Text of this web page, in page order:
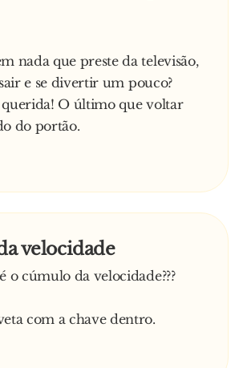
nada que preste da televisão,
e se divertir um pouco?
O último que voltar
do portão.
velocidade
o cúmulo da velocidade???
com a chave dentro.